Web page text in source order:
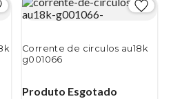
Corrente de circulos au18k
g001066
Produto Esgotado